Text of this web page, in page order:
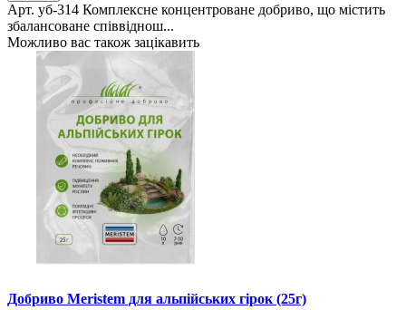
Арт. уб-314 Комплексне концентроване добриво, що містить
збалансоване співвіднош...
Можливо вас також зацікавить
Добриво Meristem для альпійських гірок (25г)